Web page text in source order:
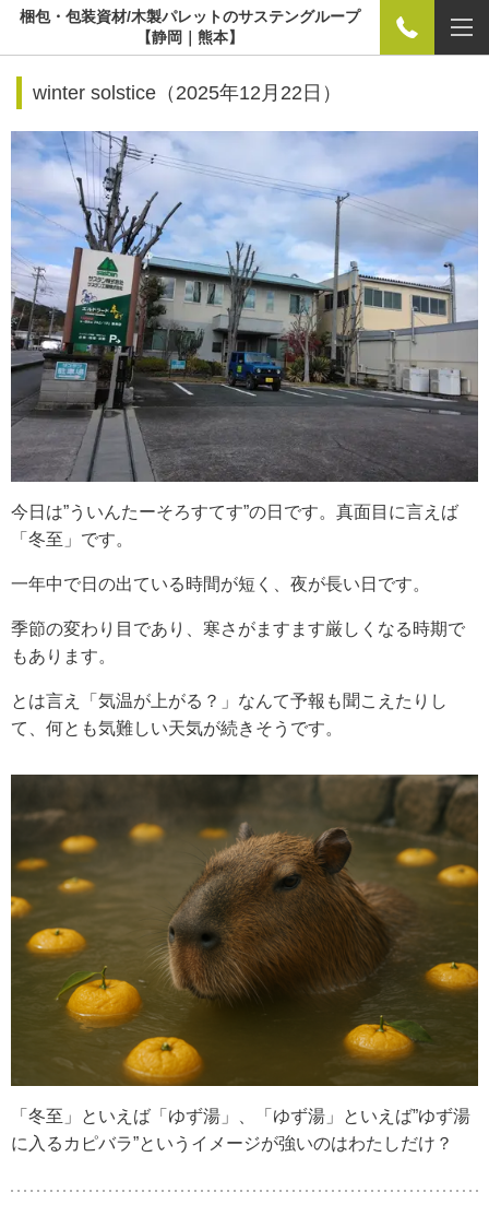
梱包・包装資材/木製パレットのサステングループ
【静岡｜熊本】
winter solstice（ 2025年12月22日）
今日は”ういんたーそろすてす”の日です。真面目に言えば
「冬至」です。
一年中で日の出ている時間が短く、夜が長い日です。
季節の変わり目であり、寒さがますます厳しくなる時期で
もあります。
とは言え「気温が上がる？」なんて予報も聞こえたりし
て、何とも気難しい天気が続きそうです。
「冬至」といえば「ゆず湯」、「ゆず湯」といえば”ゆず湯
に入るカピバラ”というイメージが強いのはわたしだけ？